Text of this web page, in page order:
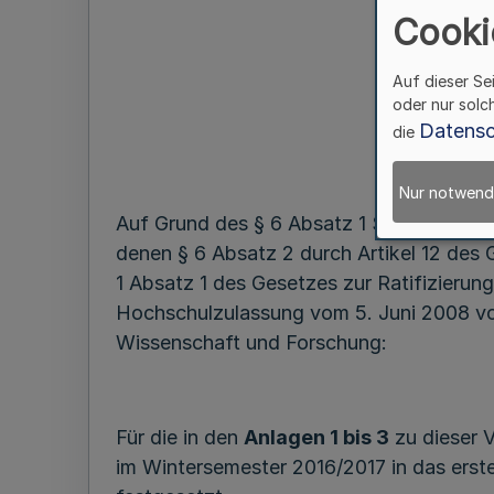
Auf Grund des § 6 Absatz 1 Satz 2 und
denen § 6 Absatz 2 durch Artikel 12 des
1 Absatz 1 des Gesetzes zur
Hochschulzulassung vom 5. Juni 2008
Wissenschaft und Forschung:
Für die in den Anlagen 1 bis 3 zu dieser
im Wintersemester 2016/2017 in das
Auf dieser
oder nur
die
Nur